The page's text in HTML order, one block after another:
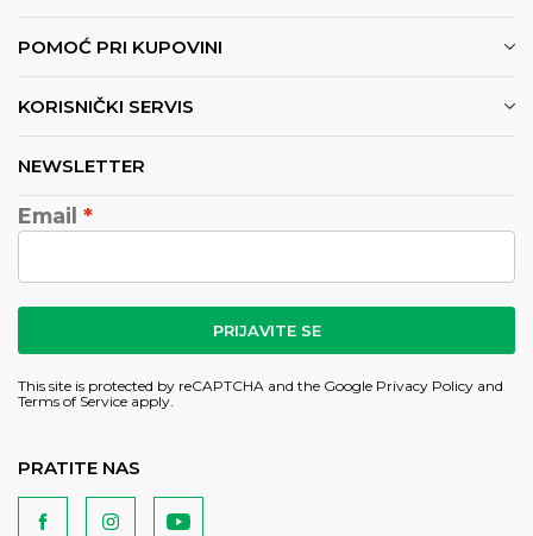
POMOĆ PRI KUPOVINI
KORISNIČKI SERVIS
NEWSLETTER
Email
PRIJAVITE SE
This site is protected by reCAPTCHA and the Google Privacy Policy and
Terms of Service apply.
PRATITE NAS